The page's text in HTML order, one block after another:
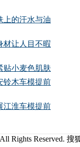
上的汗水与油
材让人目不暇
贴小麦色肌肤
铃木车模提前
江淮车模提前
Rights Reserved. 搜